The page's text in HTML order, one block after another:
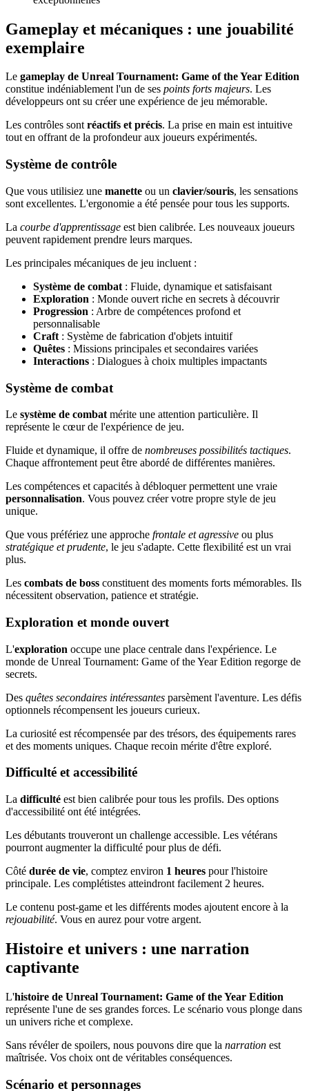
Gameplay et mécaniques : une jouabilité
exemplaire
Le gameplay de Unreal Tournament: Game of the Year Edition
constitue indéniablement l'un de ses points forts majeurs. Les
développeurs ont su créer une expérience de jeu mémorable.
Les contrôles sontréactifs et précis. La prise en main est intuitive
tout en offrant de la profondeur aux joueurs expérimentés.
Système de contrôle
Que vous utilisiez une manette ou un clavier/souris, les sensations
sont excellentes. L'ergonomie a été pensée pour tous les supports.
La courbe d'apprentissage est bien calibrée. Les nouveaux joueurs
peuvent rapidement prendre leurs marques.
Les principales mécaniques de jeu incluent :
Système de combat : Fluide, dynamique et satisfaisant
Exploration : Monde ouvert riche en secrets à découvrir
Progression : Arbre de compétences profond et
personnalisable
Craft : Système de fabrication d'objets intuitif
Quêtes : Missions principales et secondaires variées
Interactions : Dialogues à choix multiples impactants
Système de combat
Le système de combat mérite une attention particulière. Il
représente le cœur de l'expérience de jeu.
Fluide et dynamique, il offre de nombreuses possibilités tactiques.
Chaque affrontement peut être abordé de différentes manières.
Les compétences et capacités à débloquer permettent une vraie
personnalisation. Vous pouvez créer votre propre style de jeu
unique.
Que vous préfériez une approche frontale et agressive ou plus
stratégique et prudente, le jeu s'adapte. Cette flexibilité est un vrai
plus.
Les combats de boss constituent des moments forts mémorables. Ils
nécessitent observation, patience et stratégie.
Exploration et monde ouvert
L'exploration occupe une place centrale dans l'expérience. Le
monde de Unreal Tournament: Game of the Year Edition regorge de
secrets.
Des quêtes secondaires intéressantes parsèment l'aventure. Les défis
optionnels récompensent les joueurs curieux.
La curiosité est récompensée par des trésors, des équipements rares
et des moments uniques. Chaque recoin mérite d'être exploré.
Difficulté et accessibilité
La difficulté est bien calibrée pour tous les profils. Des options
d'accessibilité ont été intégrées.
Les débutants trouveront un challenge accessible. Les vétérans
pourront augmenter la difficulté pour plus de défi.
Côté durée de vie, comptez environ 1 heures pour l'histoire
principale. Les complétistes atteindront facilement 2 heures.
Le contenu post-game et les différents modes ajoutent encore à la
rejouabilité. Vous en aurez pour votre argent.
Histoire et univers : une narration
captivante
L'histoire de Unreal Tournament: Game of the Year Edition
représente l'une de ses grandes forces. Le scénario vous plonge dans
un univers riche et complexe.
Sans révéler de spoilers, nous pouvons dire que la narration est
maîtrisée. Vos choix ont de véritables conséquences.
Scénario et personnages